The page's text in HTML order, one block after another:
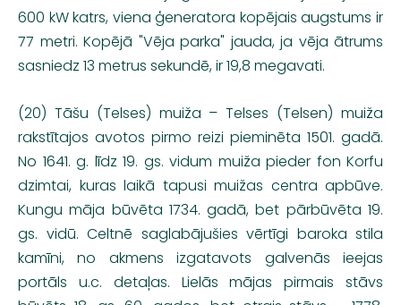
600 kW katrs, viena ģeneratora kopējais augstums ir
77 metri. Kopējā "Vēja parka" jauda, ja vēja ātrums
sasniedz 13 metrus sekundē, ir 19,8 megavati.
(20) Tāšu (Telses) muiža – Telses (Telsen) muiža
rakstītajos avotos pirmo reizi pieminēta 1501. gadā.
No 1641. g. līdz 19. gs. vidum muiža pieder fon Korfu
dzimtai, kuras laikā tapusi muižas centra apbūve.
Kungu māja būvēta 1734. gadā, bet pārbūvēta 19.
gs. vidū. Celtnē saglabājušies vērtīgi baroka stila
kamīni, no akmens izgatavots galvenās ieejas
portāls u.c. detaļas. Lielās mājas pirmais stāvs